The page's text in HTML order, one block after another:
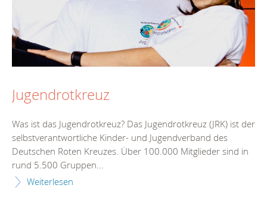
Jugendrotkreuz
Was ist das Jugendrotkreuz? Das Jugendrotkreuz (JRK) ist der
selbstverantwortliche Kinder- und Jugendverband des
Deutschen Roten Kreuzes. Über 100.000 Mitglieder sind in
rund 5.500 Gruppen...
Weiterlesen